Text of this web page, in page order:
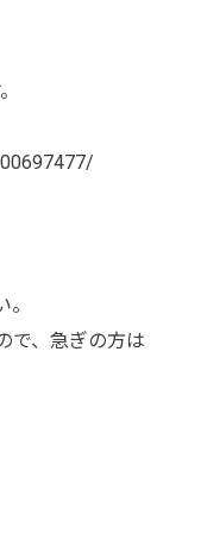
で、急ぎの方は